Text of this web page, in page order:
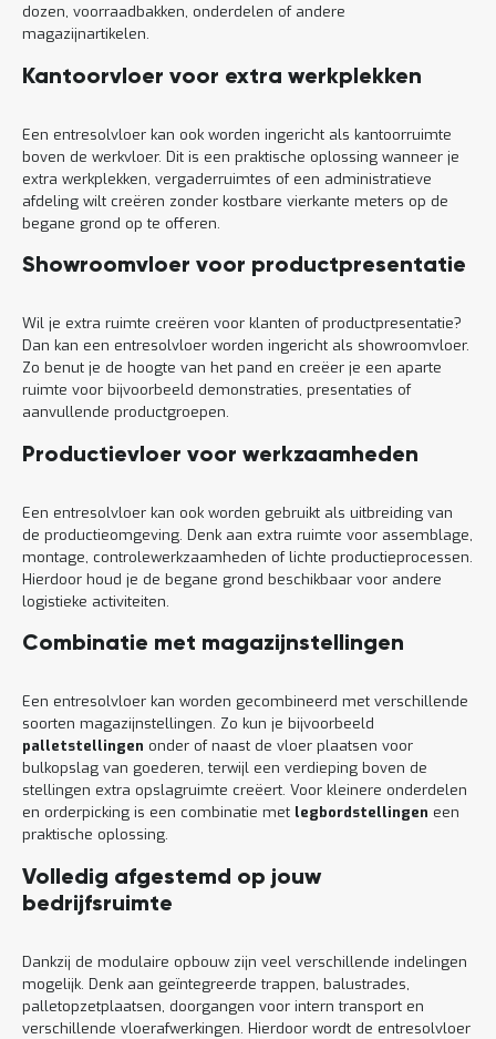
dozen, voorraadbakken, onderdelen of andere
magazijnartikelen.
Kantoorvloer voor extra werkplekken
Een entresolvloer kan ook worden ingericht als kantoorruimte
boven de werkvloer. Dit is een praktische oplossing wanneer je
extra werkplekken, vergaderruimtes of een administratieve
afdeling wilt creëren zonder kostbare vierkante meters op de
begane grond op te offeren.
Showroomvloer voor productpresentatie
Wil je extra ruimte creëren voor klanten of productpresentatie?
Dan kan een entresolvloer worden ingericht als showroomvloer.
Zo benut je de hoogte van het pand en creëer je een aparte
ruimte voor bijvoorbeeld demonstraties, presentaties of
aanvullende productgroepen.
Productievloer voor werkzaamheden
Een entresolvloer kan ook worden gebruikt als uitbreiding van
de productieomgeving. Denk aan extra ruimte voor assemblage,
montage, controlewerkzaamheden of lichte productieprocessen.
Hierdoor houd je de begane grond beschikbaar voor andere
logistieke activiteiten.
Combinatie met magazijnstellingen
Een entresolvloer kan worden gecombineerd met verschillende
soorten magazijnstellingen. Zo kun je bijvoorbeeld
palletstellingen onder of naast de vloer plaatsen voor
bulkopslag van goederen, terwijl een verdieping boven de
stellingen extra opslagruimte creëert. Voor kleinere onderdelen
en orderpicking is een combinatie met legbordstellingen een
praktische oplossing.
Volledig afgestemd op jouw
bedrijfsruimte
Dankzij de modulaire opbouw zijn veel verschillende indelingen
mogelijk. Denk aan geïntegreerde trappen, balustrades,
palletopzetplaatsen, doorgangen voor intern transport en
verschillende vloerafwerkingen. Hierdoor wordt de entresolvloer